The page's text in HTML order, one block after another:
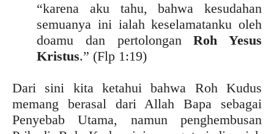
“karena aku tahu, bahwa kesudahan
semuanya ini ialah keselamatanku oleh
doamu dan pertolonganRoh Yesus
Kristus.” (Flp 1:19)
Dari sini kita ketahui bahwa Roh Kudus
memang berasal dari Allah Bapa sebagai
Penyebab Utama, namun penghembusan